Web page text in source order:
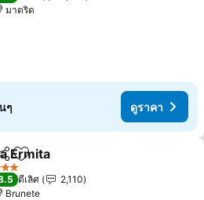
มาดริด
ๆ ดูราคา
ร์ เพิ่มในรายการโปรด
Ermita
าว
ดีเลิศ
2,110
Brunete